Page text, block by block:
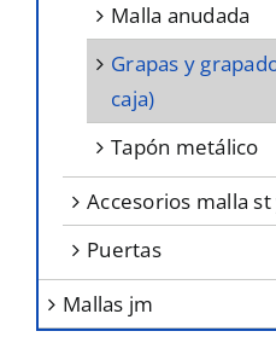
malla anudada
grapas y grapadoras (precio por
caja)
tapón metálico
accesorios malla
puertas
mallas jm